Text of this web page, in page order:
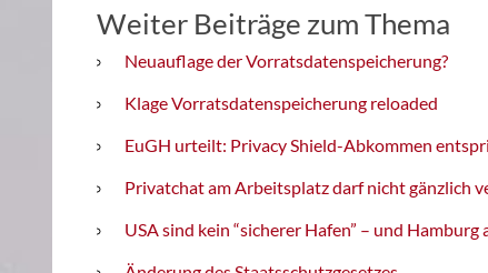
Weiter Beiträge zum Thema
Neuauflage der Vorratsdatenspeicherung?
Klage Vorratsdatenspeicherung reloaded
EuGH urteilt: Privacy Shield-Abkommen
Privatchat am Arbeitsplatz darf nicht gänzlich
USA sind kein “sicherer Hafen” – und Hamburg